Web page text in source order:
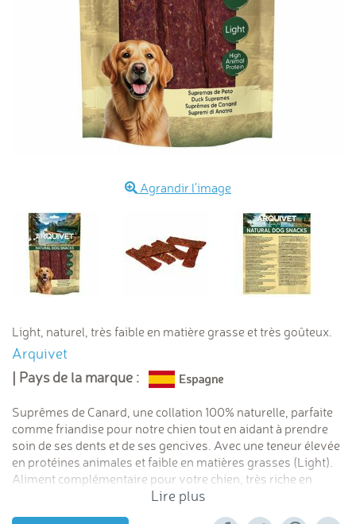
Agrandir l'image
Light, naturel, très faible en matière grasse et très goûteux.
Arquivet
| Pays de la marque :
Suprêmes de Canard, une collation 100% naturelle, parfaite
comme friandise pour notre chien tout en aidant à prendre
soin de ses dents et de ses gencives. Avec une teneur élevée
en protéines animales et faible en matières grasses (Light).
Aliment complémentaire pour votre chien, très riche en
Lire plus